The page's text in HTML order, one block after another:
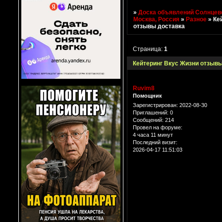
»Доска объявлений
Москва, Россия »Разное »
отзывы доставка
Кейтеринг Вкус Жизни
Страница:1
Ruvim8
Помощник
Зарегистрирован: 2022-08-30
Приглашений: 0
Сообщений: 214
Провел на форуме:
4 часа 11 минут
Последний визит:
2026-04-17 11:51:03